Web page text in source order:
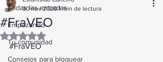
Todas las entradas
Empezando
Tu comunidad
Consejos para bloguear
#FraVEO
30 nov 2020 1 min de lectura
Obtuvo NaN de 5 estrellas.
#FraVEO